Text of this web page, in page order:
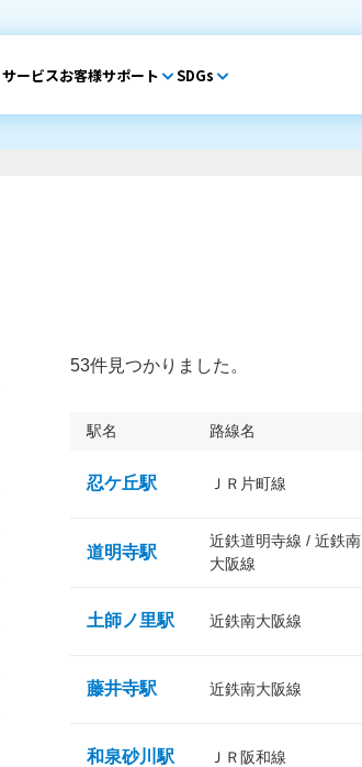
サービスお客様サポート SDGs
53件見つかりました。
駅名 路線名
忍ケ丘駅 ＪＲ片町線
道明寺駅
近鉄道明寺線 / 近鉄南
大阪線
土師ノ里駅 近鉄南大阪線
藤井寺駅 近鉄南大阪線
和泉砂川駅 ＪＲ阪和線